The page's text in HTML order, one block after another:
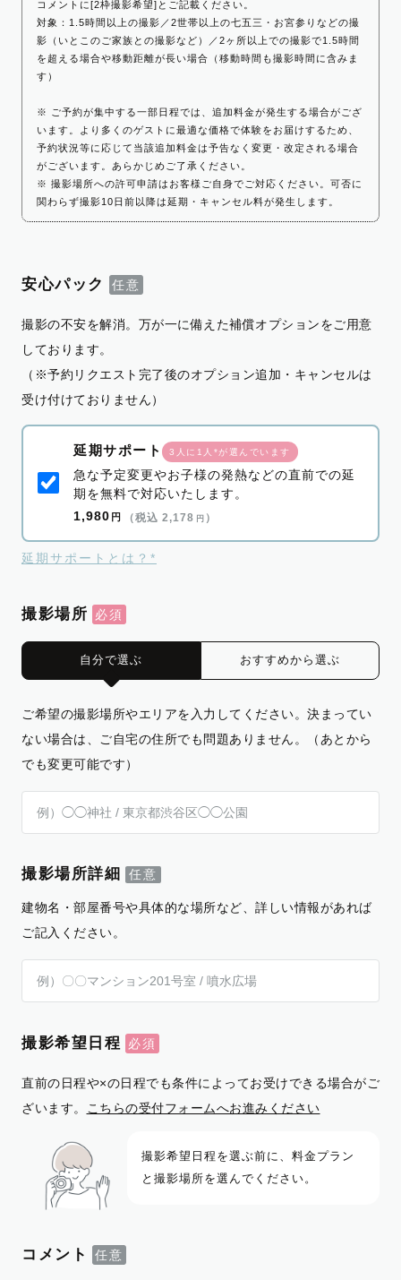
コメントに[2枠撮影希望]とご記載ください。
対象：1.5時間以上の撮影／2世帯以上の七五三・お宮参りなどの撮
影（いとこのご家族との撮影など）／2ヶ所以上での撮影で1.5時間
を超える場合や移動距離が長い場合（移動時間も撮影時間に含みま
す）
※ ご予約が集中する一部日程では、追加料金が発生する場合がござ
います。より多くのゲストに最適な価格で体験をお届けするため、
予約状況等に応じて当該追加料金は予告なく変更・改定される場合
がございます。あらかじめご了承ください。
※ 撮影場所への許可申請はお客様ご自身でご対応ください。可否に
関わらず撮影10日前以降は延期・キャンセル料が発生します。
安心パック
撮影の不安を解消。万が一に備えた補償オプションをご用意
しております。
（※予約リクエスト完了後のオプション追加・キャンセルは
受け付けておりません）
延期サポート 3人に1人*が選んでいます
急な予定変更やお子様の発熱などの直前での延
期を無料で対応いたします。
1,980 円 （税込 2,178 円 ）
延期サポートとは？*
撮影場所
自分で選ぶ おすすめから選ぶ
ご希望の撮影場所やエリアを入力してください。決まってい
ない場合は、ご自宅の住所でも問題ありません。（あとから
でも変更可能です）
撮影場所詳細
建物名・部屋番号や具体的な場所など、詳しい情報があれば
ご記入ください。
撮影希望日程
直前の日程や×の日程でも条件によってお受けできる場合がご
ざいます。
こちらの受付フォームへお進みください
撮影希望日程を選ぶ前に、料金プラン
と撮影場所を選んでください。
コメント